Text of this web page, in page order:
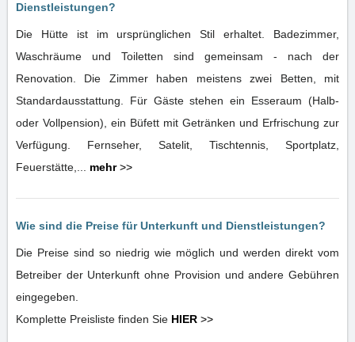
Dienstleistungen?
Die Hütte ist im ursprünglichen Stil erhaltet. Badezimmer,
Waschräume und Toiletten sind gemeinsam - nach der
Renovation. Die Zimmer haben meistens zwei Betten, mit
Standardausstattung. Für Gäste stehen ein Esseraum (Halb-
oder Vollpension), ein Büfett mit Getränken und Erfrischung zur
Verfügung. Fernseher, Satelit, Tischtennis, Sportplatz,
Feuerstätte,... mehr>>
Wie sind die Preise für Unterkunft und Dienstleistungen?
Die Preise sind so niedrig wie möglich und werden direkt vom
Betreiber der Unterkunft ohne Provision und andere Gebühren
eingegeben.
Komplette Preisliste finden Sie HIER >>